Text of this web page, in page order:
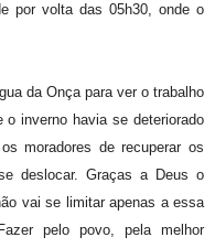
por volta das 05h30, onde o
da Onça para ver o trabalho
o inverno havia se deteriorado
moradores de recuperar os
deslocar. Graças a Deus o
vai se limitar apenas a essa
pelo povo, pela melhor